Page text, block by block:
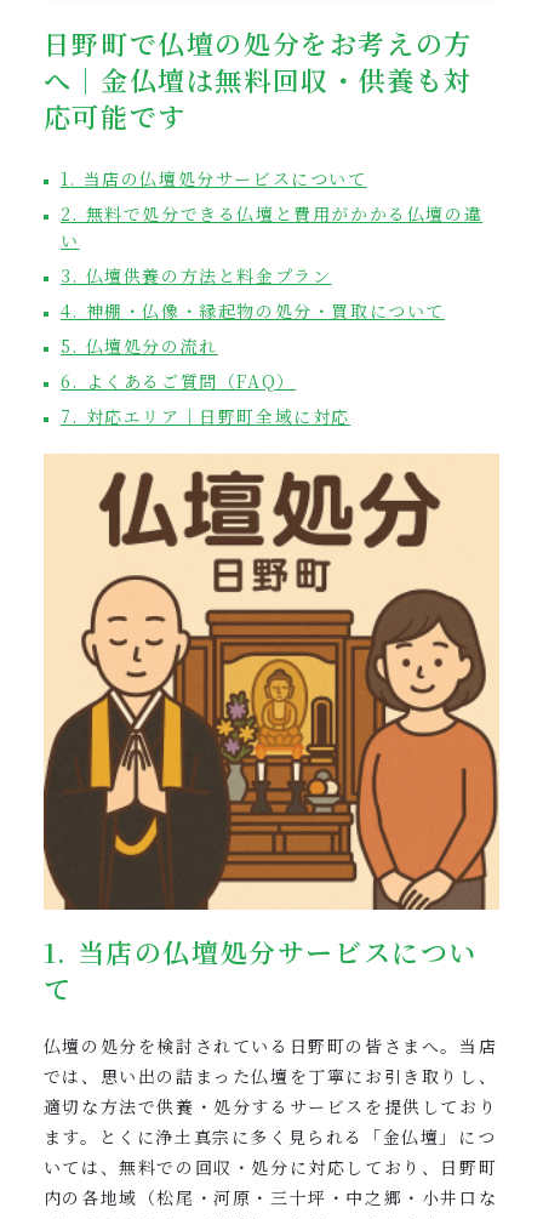
日野町で仏壇の処分をお考えの方
へ｜金仏壇は無料回収・供養も対
応可能です
1. 当店の仏壇処分サービスについて
2. 無料で処分できる仏壇と費用がかかる仏壇の違
い
3. 仏壇供養の方法と料金プラン
4. 神棚・仏像・縁起物の処分・買取について
5. 仏壇処分の流れ
6. よくあるご質問（FAQ）
7. 対応エリア｜日野町全域に対応
1. 当店の仏壇処分サービスについ
て
仏壇の処分を検討されている日野町の皆さまへ。当店
では、思い出の詰まった仏壇を丁寧にお引き取りし、
適切な方法で供養・処分するサービスを提供しており
ます。とくに浄土真宗に多く見られる「金仏壇」につ
いては、無料での回収・処分に対応しており、日野町
内の各地域（松尾・河原・三十坪・中之郷・小井口な